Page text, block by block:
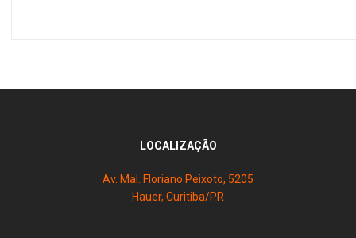
LOCALIZAÇÃO
Av. Mal. Floriano Peixoto, 5205
Hauer, Curitiba/PR